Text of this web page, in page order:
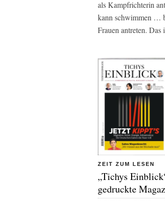
als Kampfrichterin
kann schwimmen …
Frauen antreten. Das
ZEIT ZUM LESEN
„Tichys
gedruckte